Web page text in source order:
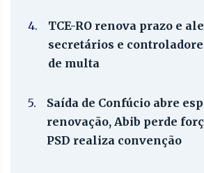
4.
TCE-RO renova prazo e
secretários e
de multa
5.
Saída de Confúcio abre
renovação, Abib perde
PSD realiza convenção